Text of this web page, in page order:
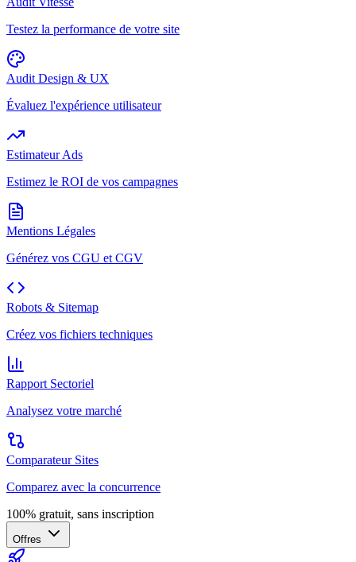
Testez la performance de votre site
Audit Design & UX
Évaluez l'expérience utilisateur
Estimateur Ads
Estimez le ROI de vos campagnes
Mentions Légales
Générez vos CGU et CGV
Robots & Sitemap
Créez vos fichiers techniques
Rapport Sectoriel
Analysez votre marché
Comparateur Sites
Comparez avec la concurrence
100% gratuit, sans inscription
Offres